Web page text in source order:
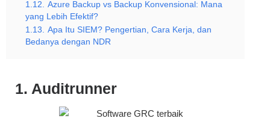
1.12.
Azure Backup vs Backup Konvensional: Mana
yang Lebih Efektif?
1.13.
Apa Itu SIEM? Pengertian, Cara Kerja, dan
Bedanya dengan NDR
1. Auditrunner